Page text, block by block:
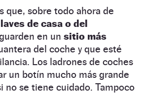
que, sobre todo ahora de
de casa o del
en un sitio más
del coche y que esté
Los ladrones de coches
un botín mucho más grande
no se tiene cuidado. Tampoco